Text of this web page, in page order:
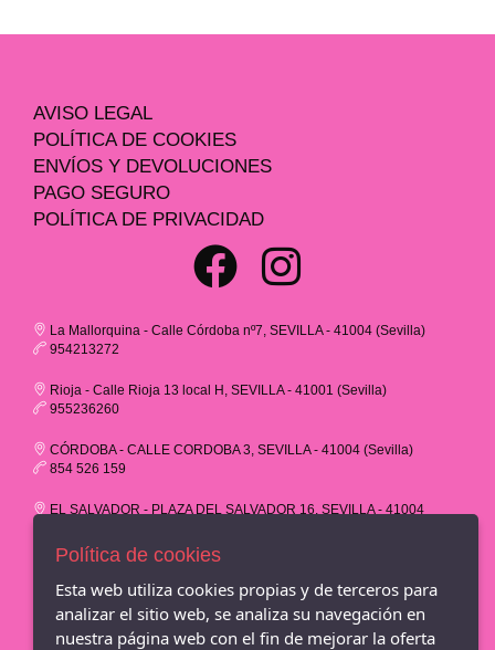
AVISO LEGAL
POLÍTICA DE COOKIES
ENVÍOS Y DEVOLUCIONES
PAGO SEGURO
POLÍTICA DE PRIVACIDAD
La Mallorquina - Calle Córdoba nº7, SEVILLA - 41004 (Sevilla)
954213272
Rioja - Calle Rioja 13 local H, SEVILLA - 41001 (Sevilla)
955236260
CÓRDOBA - CALLE CORDOBA 3, SEVILLA - 41004 (Sevilla)
854 526 159
EL SALVADOR - PLAZA DEL SALVADOR 16, SEVILLA - 41004
854 707 433
CC LOS ARCOS - AVND.DE ANDALUCIA S/N - 1ª PLANTA LOCAL
A16, SEVILLA - 41007 (Sevilla)
854 526 953
Política de cookies
Esta web utiliza cookies propias y de terceros para
analizar el sitio web, se analiza su navegación en
nuestra página web con el fin de mejorar la oferta